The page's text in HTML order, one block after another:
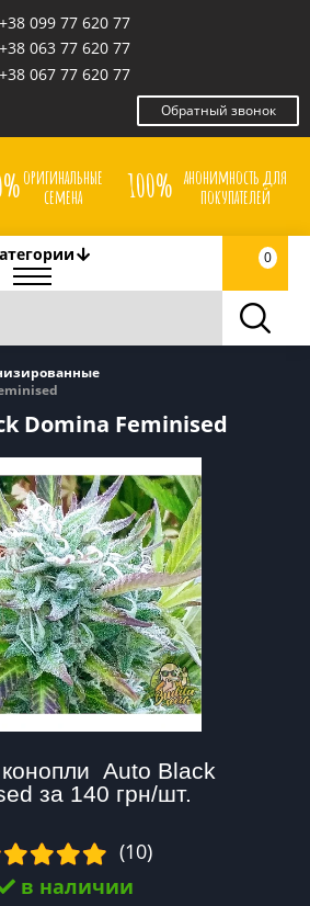
+38 099 77 620 77
+38 063 77 620 77
+38 067 77 620 77
Обратный звонок
оригинальные
семена
100% анонимность для
покупателей
0
Domina Feminised
Auto Black
за 140 грн/шт.
(10)
в наличии